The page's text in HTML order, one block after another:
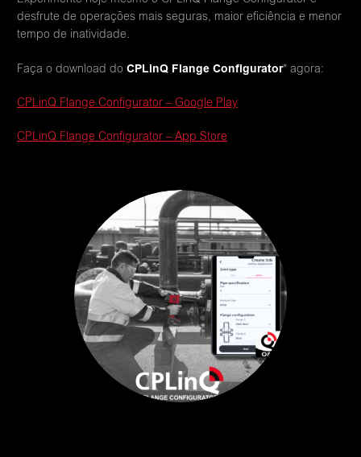
desfrute de operações mais seguras, maior eficiência e menor
tempo de inatividade.
Faça o download do CPLinQ Flange Configurator* agora:
CPLinQ Flange Configurator – Google Play
CPLinQ Flange Configurator – App Store